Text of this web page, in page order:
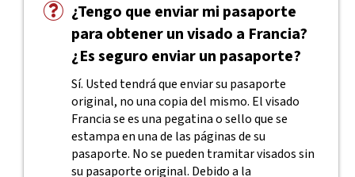
¿Tengo que enviar mi pasaporte
para obtener un visado a Francia?
¿Es seguro enviar un pasaporte?
Sí. Usted tendrá que enviar su pasaporte
original, no una copia del mismo. El visado
Francia se es una pegatina o sello que se
estampa en una de las páginas de su
pasaporte. No se pueden tramitar visados sin
su pasaporte original. Debido a la